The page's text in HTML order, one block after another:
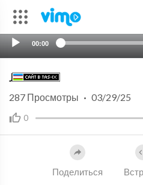
00:00
Jonim
0
287 Просмотры · 03/29/25
Поделиться